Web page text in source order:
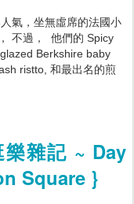
氣，坐無虛席的法國小
不過， 他們的 Spicy
Berkshire baby
ristto, 和最出名的煎
樂雜記 ~ Day
Square }